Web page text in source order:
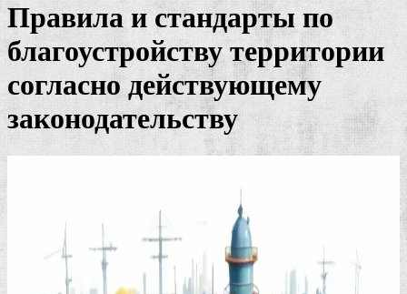
Правила и стандарты по
благоустройству территории
согласно действующему
законодательству